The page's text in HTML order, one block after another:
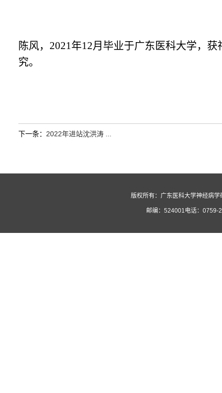
陈风，2021年12月毕业于广东医科大学，
究。
下一条： 2022年进站沈洪涛 ...
版权所有：广东医科大学神经病
邮编：524001电话：0759-